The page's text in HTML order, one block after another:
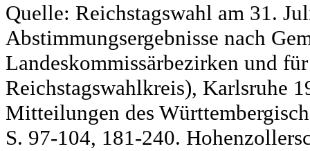
Quelle: Reichstagswahl am 31.
Abstimmungsergebnisse nach
Landeskommissärbezirken und
Reichstagswahlkreis), Karlsruhe
Mitteilungen des
S. 97-104, 181-240.